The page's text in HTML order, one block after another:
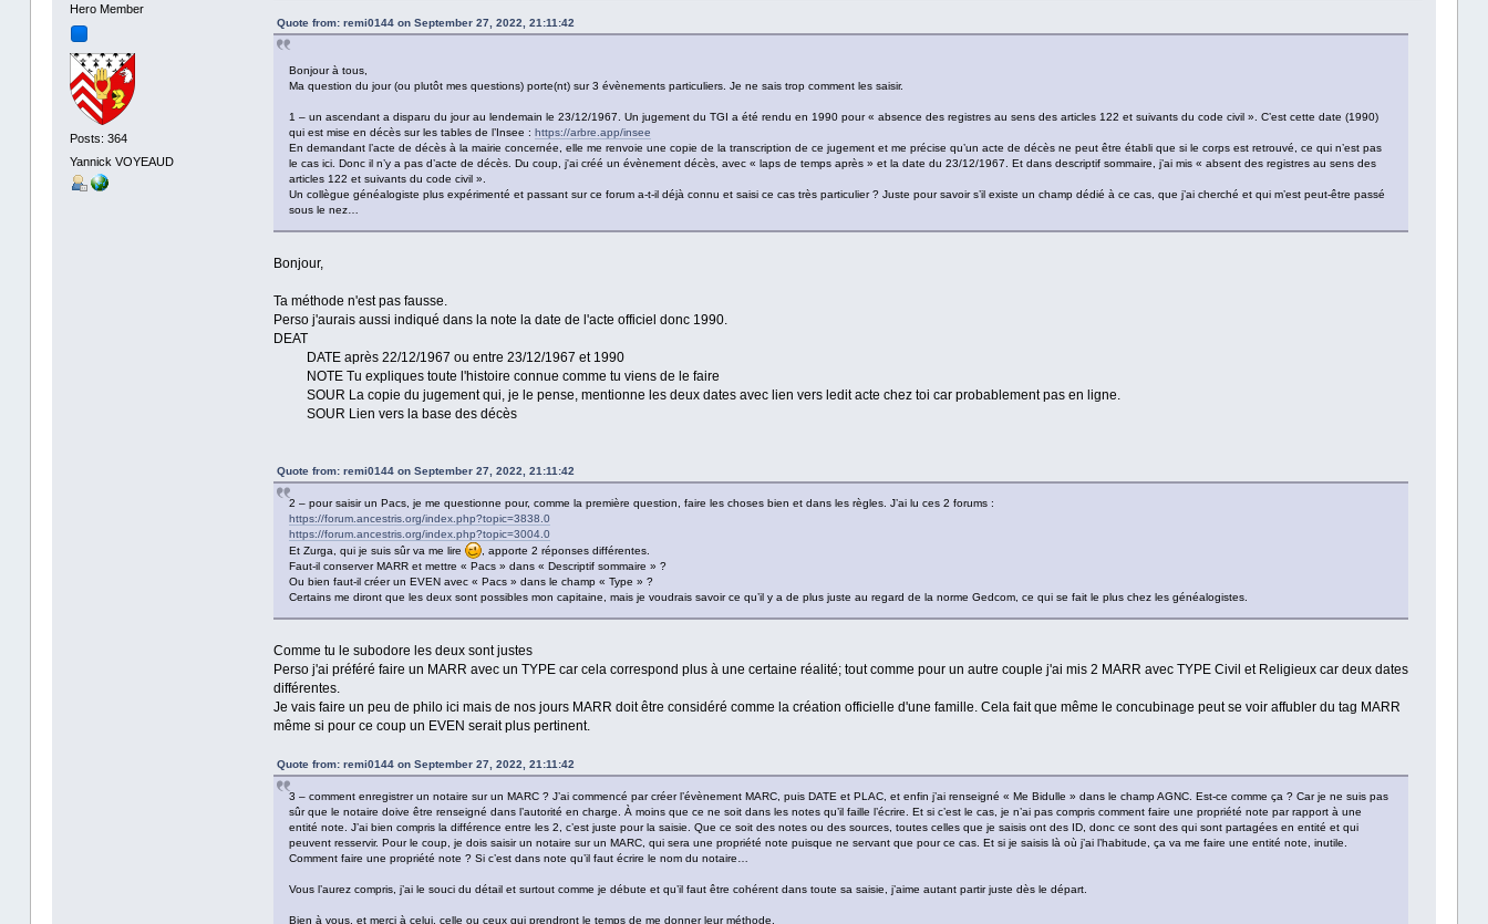
Hero Member
Posts: 364
Yannick VOYEAUD
Quote from: remi0144 on September 27, 2022, 21:11:42
Bonjour à tous,
Ma question du jour (ou plutôt mes questions) porte(nt) sur 3 évènements particuliers. Je ne sais trop comment les saisir.
1 – un ascendant a disparu du jour au lendemain le 23/12/1967. Un jugement du TGI a été rendu en 1990 pour « absence des registres au sens des articles 122 et suivants du code civil ». C’est cette date (1990)
qui est mise en décès sur les tables de l’Insee : https://arbre.app/insee
En demandant l’acte de décès à la mairie concernée, elle me renvoie une copie de la transcription de ce jugement et me précise qu’un acte de décès ne peut être établi que si le corps est retrouvé, ce qui n’est pas
le cas ici. Donc il n’y a pas d’acte de décès. Du coup, j'ai créé un évènement décès, avec « laps de temps après » et la date du 23/12/1967. Et dans descriptif sommaire, j’ai mis « absent des registres au sens des
articles 122 et suivants du code civil ».
Un collègue généalogiste plus expérimenté et passant sur ce forum a-t-il déjà connu et saisi ce cas très particulier ? Juste pour savoir s’il existe un champ dédié à ce cas, que j’ai cherché et qui m’est peut-être passé
sous le nez…
Bonjour,
Ta méthode n'est pas fausse.
Perso j'aurais aussi indiqué dans la note la date de l'acte officiel donc 1990.
DEAT
DATE après 22/12/1967 ou entre 23/12/1967 et 1990
NOTE Tu expliques toute l'histoire connue comme tu viens de le faire
SOUR La copie du jugement qui, je le pense, mentionne les deux dates avec lien vers ledit acte chez toi car probablement pas en ligne.
SOUR Lien vers la base des décès
Quote from: remi0144 on September 27, 2022, 21:11:42
2 – pour saisir un Pacs, je me questionne pour, comme la première question, faire les choses bien et dans les règles. J’ai lu ces 2 forums :
https://forum.ancestris.org/index.php?topic=3838.0
https://forum.ancestris.org/index.php?topic=3004.0
Et Zurga, qui je suis sûr va me lire
, apporte 2 réponses différentes.
Faut-il conserver MARR et mettre « Pacs » dans « Descriptif sommaire » ?
Ou bien faut-il créer un EVEN avec « Pacs » dans le champ « Type » ?
Certains me diront que les deux sont possibles mon capitaine, mais je voudrais savoir ce qu’il y a de plus juste au regard de la norme Gedcom, ce qui se fait le plus chez les généalogistes.
Comme tu le subodore les deux sont justes
Perso j'ai préféré faire un MARR avec un TYPE car cela correspond plus à une certaine réalité; tout comme pour un autre couple j'ai mis 2 MARR avec TYPE Civil et Religieux car deux dates
différentes.
Je vais faire un peu de philo ici mais de nos jours MARR doit être considéré comme la création officielle d'une famille. Cela fait que même le concubinage peut se voir affubler du tag MARR
même si pour ce coup un EVEN serait plus pertinent.
Quote from: remi0144 on September 27, 2022, 21:11:42
3 – comment enregistrer un notaire sur un MARC ? J’ai commencé par créer l’évènement MARC, puis DATE et PLAC, et enfin j’ai renseigné « Me Bidulle » dans le champ AGNC. Est-ce comme ça ? Car je ne suis pas
sûr que le notaire doive être renseigné dans l’autorité en charge. À moins que ce ne soit dans les notes qu’il faille l’écrire. Et si c’est le cas, je n’ai pas compris comment faire une propriété note par rapport à une
entité note. J’ai bien compris la différence entre les 2, c’est juste pour la saisie. Que ce soit des notes ou des sources, toutes celles que je saisis ont des ID, donc ce sont des qui sont partagées en entité et qui
peuvent resservir. Pour le coup, je dois saisir un notaire sur un MARC, qui sera une propriété note puisque ne servant que pour ce cas. Et si je saisis là où j’ai l’habitude, ça va me faire une entité note, inutile.
Comment faire une propriété note ? Si c’est dans note qu’il faut écrire le nom du notaire…
Vous l’aurez compris, j’ai le souci du détail et surtout comme je débute et qu’il faut être cohérent dans toute sa saisie, j’aime autant partir juste dès le départ.
Bien à vous, et merci à celui, celle ou ceux qui prendront le temps de me donner leur méthode.